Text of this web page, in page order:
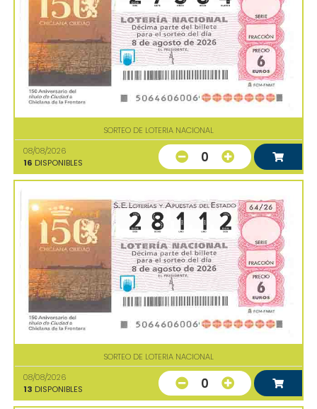
SORTEO DE LOTERIA NACIONAL
08/08/2026
16 DISPONIBLES 0
SORTEO DE LOTERIA NACIONAL
08/08/2026
13 DISPONIBLES 0